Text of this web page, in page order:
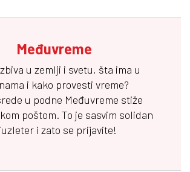
Međuvreme
u zemlji i svetu, šta ima u
i kako provesti vreme?
u podne Međuvreme stiže
poštom. To je sasvim solidan
i zato se prijavite!